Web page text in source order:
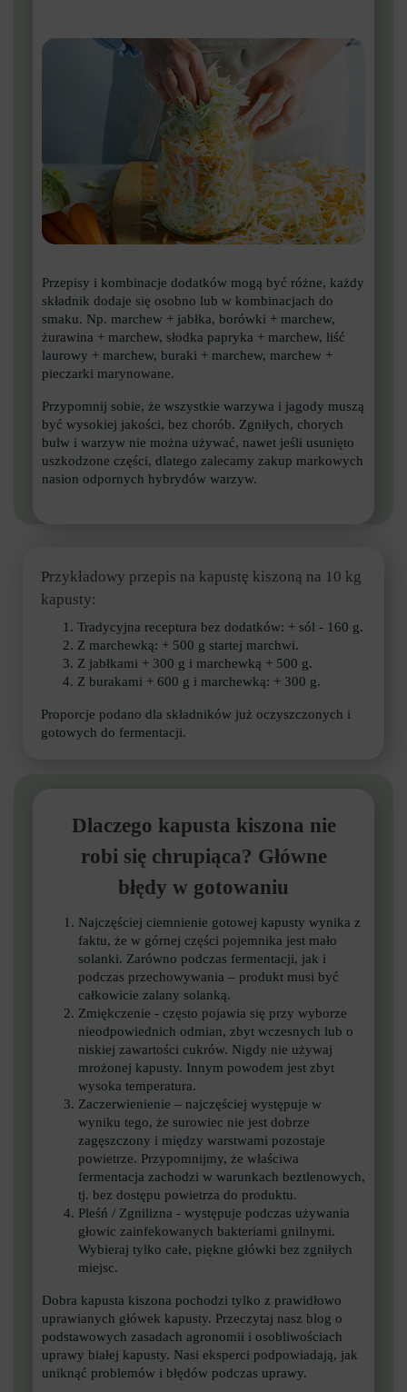
Przepisy i kombinacje dodatków mogą być różne, każdy
składnik dodaje się osobno lub w kombinacjach do
smaku. Np. marchew + jabłka, borówki + marchew,
żurawina + marchew, słodka papryka + marchew, liść
laurowy + marchew, buraki + marchew, marchew +
pieczarki marynowane.
Przypomnij sobie, że wszystkie warzywa i jagody muszą
być wysokiej jakości, bez chorób. Zgniłych, chorych
bulw i warzyw nie można używać, nawet jeśli usunięto
uszkodzone części, dlatego zalecamy zakup markowych
nasion odpornych hybrydów warzyw.
Przykładowy przepis na kapustę kiszoną na 10 kg
kapusty:
Tradycyjna receptura bez dodatków: + sól - 160 g.
Z marchewką: + 500 g startej marchwi.
Z jabłkami + 300 g i marchewką + 500 g.
Z burakami + 600 g i marchewką: + 300 g.
Proporcje podano dla składników już oczyszczonych i
gotowych do fermentacji.
Dlaczego kapusta kiszona nie
robi się chrupiąca? Główne
błędy w gotowaniu
Najczęściej ciemnienie gotowej kapusty wynika z
faktu, że w górnej części pojemnika jest mało
solanki. Zarówno podczas fermentacji, jak i
podczas przechowywania – produkt musi być
całkowicie zalany solanką.
Zmiękczenie - często pojawia się przy wyborze
nieodpowiednich odmian, zbyt wczesnych lub o
niskiej zawartości cukrów. Nigdy nie używaj
mrożonej kapusty. Innym powodem jest zbyt
wysoka temperatura.
Zaczerwienienie – najczęściej występuje w
wyniku tego, że surowiec nie jest dobrze
zagęszczony i między warstwami pozostaje
powietrze. Przypomnijmy, że właściwa
fermentacja zachodzi w warunkach beztlenowych,
tj. bez dostępu powietrza do produktu.
Pleśń / Zgnilizna - występuje podczas używania
głowic zainfekowanych bakteriami gnilnymi.
Wybieraj tylko całe, piękne główki bez zgniłych
miejsc.
Dobra kapusta kiszona pochodzi tylko z prawidłowo
uprawianych główek kapusty. Przeczytaj nasz blog o
podstawowych zasadach agronomii i osobliwościach
uprawy białej kapusty. Nasi eksperci podpowiadają, jak
uniknąć problemów i błędów podczas uprawy.